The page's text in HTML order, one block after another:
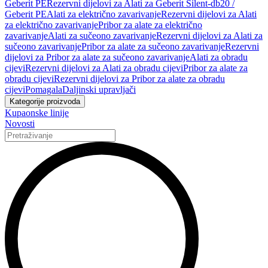
Geberit PERezervni dijelovi za Alati za Geberit Silent-db20 /
Geberit PEAlati za električno zavarivanjeRezervni dijelovi za Alati
za električno zavarivanjePribor za alate za električno
zavarivanjeAlati za sučeono zavarivanjeRezervni dijelovi za Alati za
sučeono zavarivanjePribor za alate za sučeono zavarivanjeRezervni
dijelovi za Pribor za alate za sučeono zavarivanjeAlati za obradu
cijeviRezervni dijelovi za Alati za obradu cijeviPribor za alate za
obradu cijeviRezervni dijelovi za Pribor za alate za obradu
cijeviPomagalaDaljinski upravljači
Kategorije proizvoda
Kupaonske linije
Novosti